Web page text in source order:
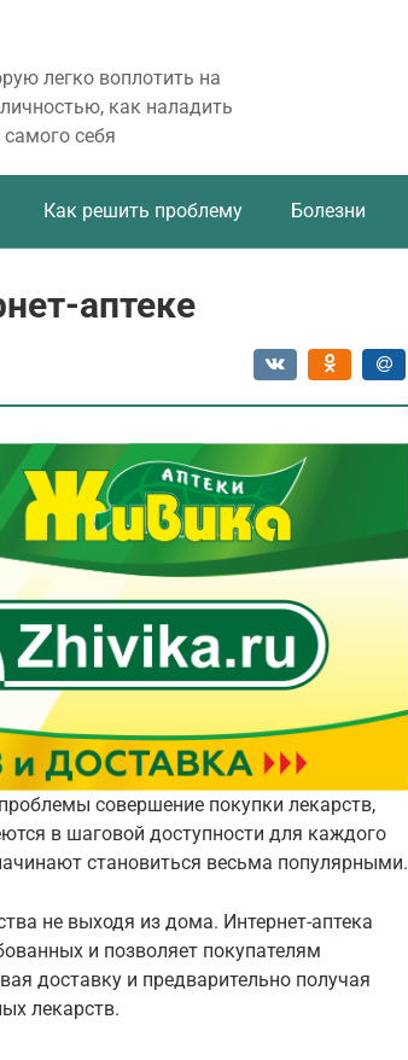
легко воплотить на
как наладить
себя
Как решить проблему Болезни
аптеке
совершение покупки лекарств,
в шаговой доступности для каждого
становиться весьма популярными.
не выходя из дома. Интернет-аптека
и позволяет покупателям
доставку и предварительно получая
лекарств.